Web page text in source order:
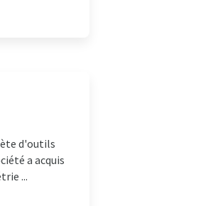
d'outils
a acquis
...